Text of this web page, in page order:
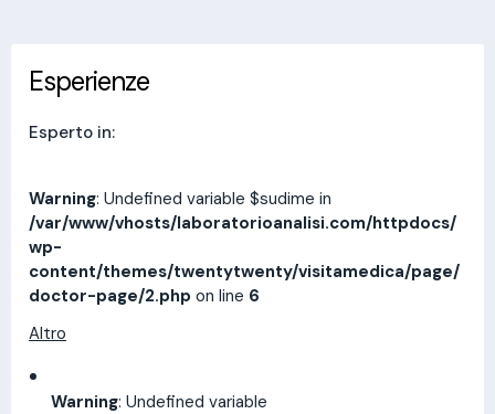
Esperienze
Esperto in:
Warning: Undefined variable $sudime in
/var/www/vhosts/laboratorioanalisi.com/httpdocs/
wp-
content/themes/twentytwenty/visitamedica/page/
doctor-page/2.php on line 6
Altro
Warning: Undefined variable